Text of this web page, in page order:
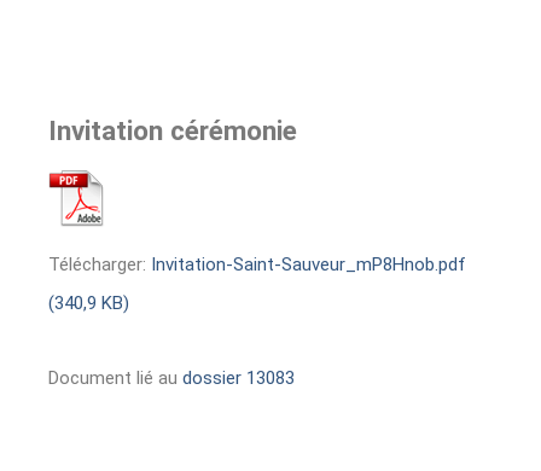
Invitation cérémonie
Télécharger: Invitation-Saint-Sauveur_mP8Hnob.pdf
(340,9 KB)
Document lié au dossier 13083